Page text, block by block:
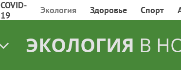
COVID-
19
Экология Здоровье Спорт
ЭКОЛОГИЯ В